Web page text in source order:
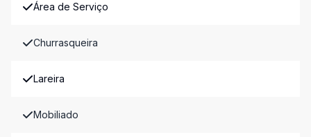
Área de Serviço
Churrasqueira
Lareira
Mobiliado